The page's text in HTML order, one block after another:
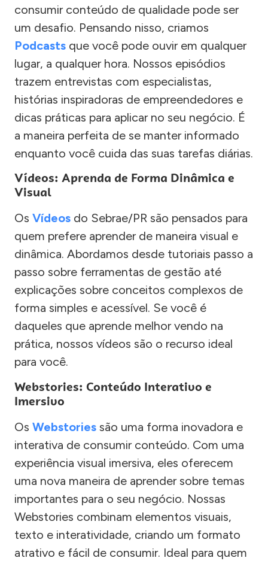
consumir conteúdo de qualidade pode ser
um desafio. Pensando nisso, criamos
Podcasts que você pode ouvir em qualquer
lugar, a qualquer hora. Nossos episódios
trazem entrevistas com especialistas,
histórias inspiradoras de empreendedores e
dicas práticas para aplicar no seu negócio. É
a maneira perfeita de se manter informado
enquanto você cuida das suas tarefas diárias.
Vídeos: Aprenda de Forma Dinâmica e
Visual
Os Vídeos do Sebrae/PR são pensados para
quem prefere aprender de maneira visual e
dinâmica. Abordamos desde tutoriais passo a
passo sobre ferramentas de gestão até
explicações sobre conceitos complexos de
forma simples e acessível. Se você é
daqueles que aprende melhor vendo na
prática, nossos vídeos são o recurso ideal
para você.
Webstories: Conteúdo Interativo e
Imersivo
Os Webstories são uma forma inovadora e
interativa de consumir conteúdo. Com uma
experiência visual imersiva, eles oferecem
uma nova maneira de aprender sobre temas
importantes para o seu negócio. Nossas
Webstories combinam elementos visuais,
texto e interatividade, criando um formato
atrativo e fácil de consumir. Ideal para quem